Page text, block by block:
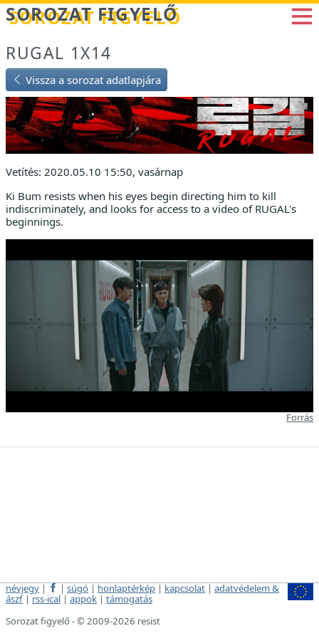
Betöltés...
SOROZAT FIGYELŐ
RUGAL 1X14
Vissza a sorozat adatlapjára
Vetítés: 2020.05.10 15:50, vasárnap
Ki Bum resists when his eyes begin directing him to kill
indiscriminately, and looks for access to a video of RUGAL's
beginnings.
Forrás
névjegy | | súgó | honlaptérkép | kapcsolat | adatvédelem &
ászf | rss-ical | appok | támogatás
Sorozat figyelő - © 2009-2026 resist